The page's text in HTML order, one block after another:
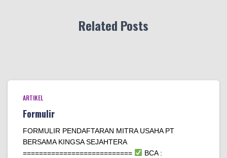
Related Posts
ARTIKEL
Formulir
FORMULIR PENDAFTARAN MITRA USAHA PT
BERSAMA KINGSA SEJAHTERA
===========================
BCA :